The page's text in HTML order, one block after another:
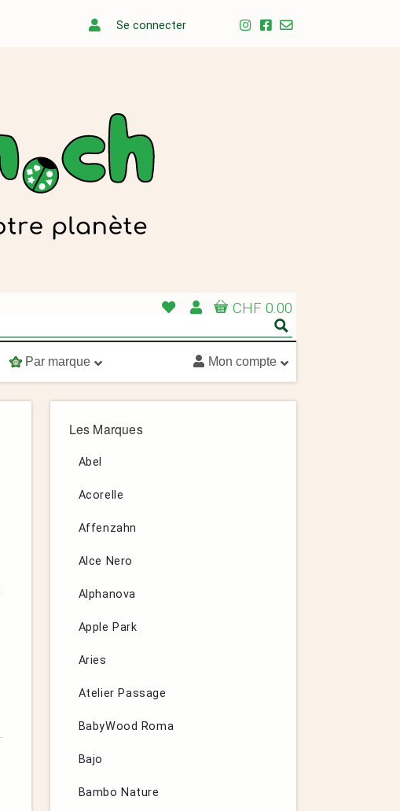
Se connecter
CHF 0.00
Par marque Mon compte
Les Marques
Abel
Acorelle
Affenzahn
Alce Nero
Alphanova
Apple Park
Aries
Atelier Passage
BabyWood Roma
Bajo
Bambo Nature